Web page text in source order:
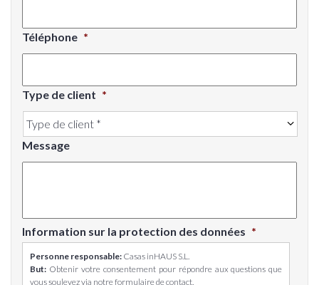
Téléphone *
Type de client *
Message
Information sur la protection des données *
Personne responsable: Casas inHAUS S.L.
But: Obtenir votre consentement pour répondre aux questions que
vous soulevez via notre formulaire de contact.